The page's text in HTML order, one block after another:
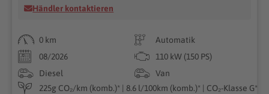
Händler kontaktieren
0 km
Automatik
08/2026
110 kW (150 PS)
Diesel
Van
225g CO₂/km (komb.)* | 8.6 l/100km (komb.)* | CO₂-Klasse G*